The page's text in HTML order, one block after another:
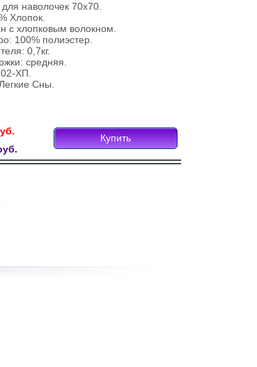
наволочек 70х70.
Хлопок.
с хлопковым волокном.
100% полиэстер.
0,7кг.
средняя.
ХП.
Сны.
Купить